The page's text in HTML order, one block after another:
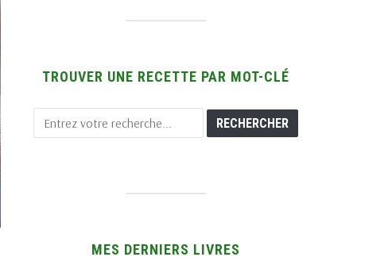
TROUVER UNE RECETTE PAR MOT-CLÉ
MES DERNIERS LIVRES